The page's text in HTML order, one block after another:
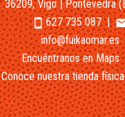
36209, Vigo | Pontevedra
smartphone627 735 087|
info@fuikaomar.es
Encuéntranos en Maps
Conoce nuestra tienda